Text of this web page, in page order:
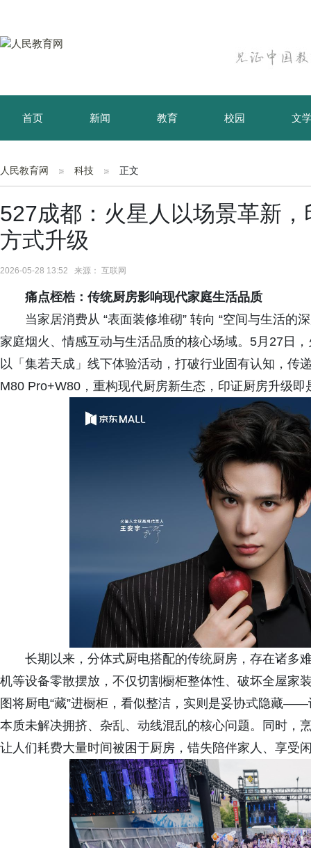
首页 新闻 教育 校园 文
育儿 资讯
人民教育网 科技 正文
527成都：火星人以场景革新
方式升级
2026-05-28 13:52 来源： 互联网
痛点桎梏：传统厨房影响现代家庭生活品质
当家居消费从 “表面装修堆砌” 转向 “空间与生活的
家庭烟火、情感互动与生活品质的核心场域。5月27日
以「集若天成」线下体验活动，打破行业固有认知，传
M80 Pro+W80，重构现代厨房新生态，印证厨房升级
长期以来，分体式厨电搭配的传统厨房，存在诸多
机等设备零散摆放，不仅切割橱柜整体性、破坏全屋家
图将厨电“藏”进橱柜，看似整洁，实则是妥协式隐藏
本质未解决拥挤、杂乱、动线混乱的核心问题。同时，
让人们耗费大量时间被困于厨房，错失陪伴家人、享受